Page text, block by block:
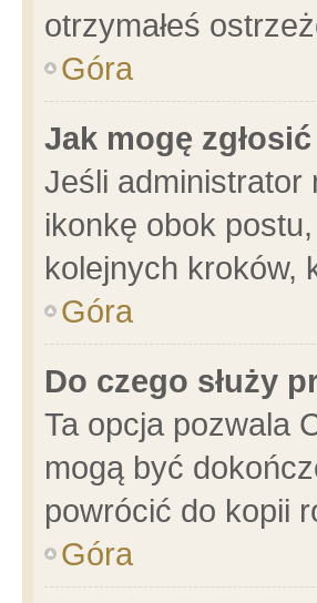
otrzymałeś
Góra
Jak mogę
Jeśli administrator
ikonkę obok
kolejnych kroków,
Góra
Do czego służy
Ta opcja pozwala
mogą być
powrócić do kopii
Góra